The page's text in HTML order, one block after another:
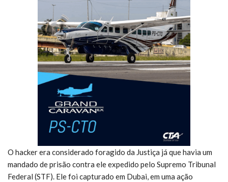
O hacker era considerado foragido da Justiça já que havia um
mandado de prisão contra ele expedido pelo Supremo Tribunal
Federal (STF). Ele foi capturado em Dubai, em uma ação